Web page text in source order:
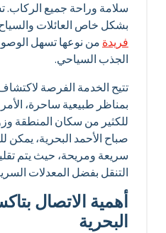
سلامة وراحة جميع الركاب.
بشكل خاص العائلات
فريدةمن نوعها تسهل
الجذب السياحي.
تتيح الخدمة الفرصة
بمناظر طبيعية ساحرة، الأمر
للكثير من سكان المنطقة
صباح الأحمد البحرية، يمكن
سريعة ومريحة، حيث يتم
التنقل بفضل المعدلات
أهمية الاتصال
البحرية